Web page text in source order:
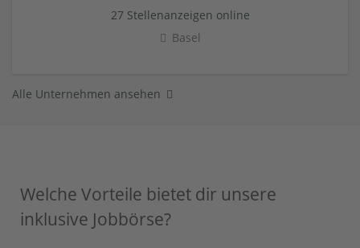
27 Stellenanzeigen online
Basel
Alle Unternehmen ansehen
Welche Vorteile bietet dir unsere
inklusive Jobbörse?